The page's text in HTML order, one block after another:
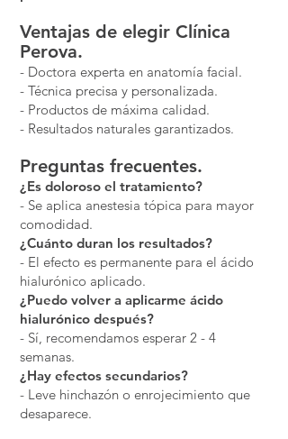
Ventajas de elegir Clínica
Perova.
- Doctora experta en anatomía facial.
- Técnica precisa y personalizada.
- Productos de máxima calidad.
- Resultados naturales garantizados.
Preguntas frecuentes.
¿Es doloroso el tratamiento?
- Se aplica anestesia tópica para mayor
comodidad.
¿Cuánto duran los resultados?
- El efecto es permanente para el ácido
hialurónico aplicado.
¿Puedo volver a aplicarme ácido
hialurónico después?
- Sí, recomendamos esperar 2 - 4
semanas.
¿Hay efectos secundarios?
- Leve hinchazón o enrojecimiento que
desaparece.